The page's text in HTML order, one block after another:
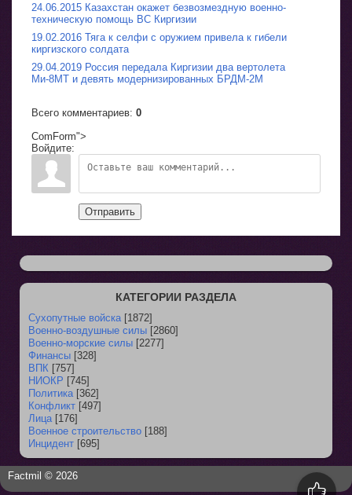
24.06.2015 Казахстан окажет безвозмездную военно-
техническую помощь ВС Киргизии
19.02.2016 Тяга к селфи с оружием привела к гибели
киргизского солдата
29.04.2019 Россия передала Киргизии два вертолета
Ми-8МТ и девять модернизированных БРДМ-2М
Всего комментариев: 0
ComForm">
Войдите:
Отправить
КАТЕГОРИИ РАЗДЕЛА
Сухопутные войска [1872]
Военно-воздушные силы [2860]
Военно-морские силы [2277]
Финансы [328]
ВПК [757]
НИОКР [745]
Политика [362]
Конфликт [497]
Лица [176]
Военное строительство [188]
Инцидент [695]
Factmil © 2026